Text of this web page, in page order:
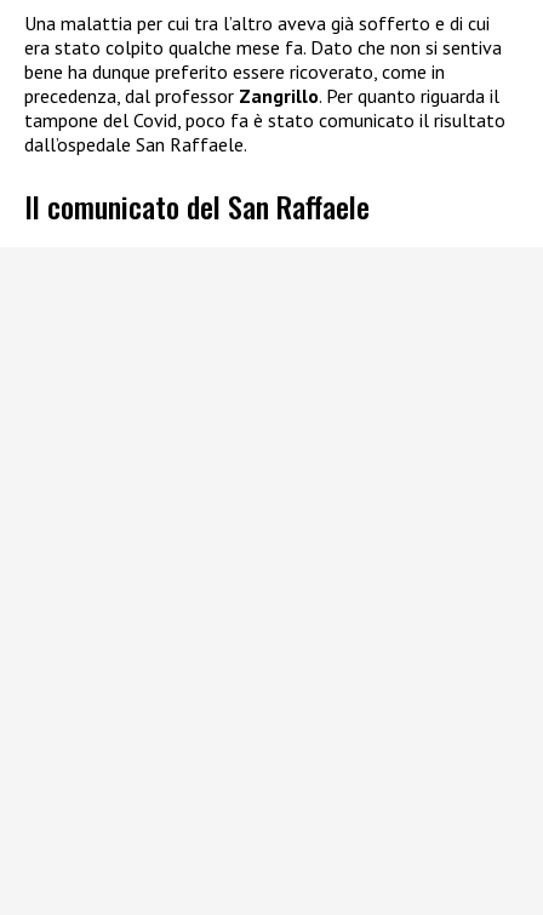
Una malattia per cui tra l’altro aveva già sofferto e di cui
era stato colpito qualche mese fa. Dato che non si sentiva
bene ha dunque preferito essere ricoverato, come in
precedenza, dal professor Zangrillo. Per quanto riguarda il
tampone del Covid, poco fa è stato comunicato il risultato
dall’ospedale San Raffaele.
Il comunicato del San Raffaele